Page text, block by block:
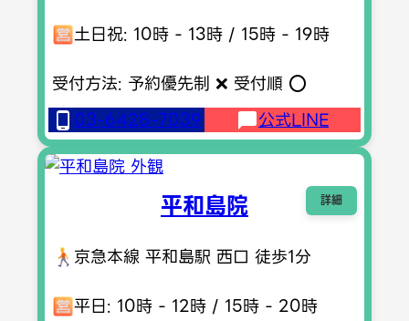
土日祝: 10時 - 13時 / 15時 - 19時
受付方法: 予約優先制 ❌ 受付順 ⭕️
03-6428-7039
公式LINE
詳細
平和島院
京急本線 平和島駅 西口 徒歩1分
平日: 10時 - 12時 / 15時 - 20時